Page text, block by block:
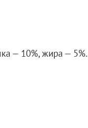
— 10%, жира — 5%.